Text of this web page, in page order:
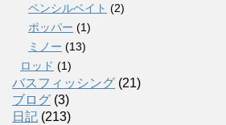
ペンシルベイト (2)
ポッパー (1)
ミノー (13)
ロッド (1)
バスフィッシング (21)
ブログ (3)
日記 (213)